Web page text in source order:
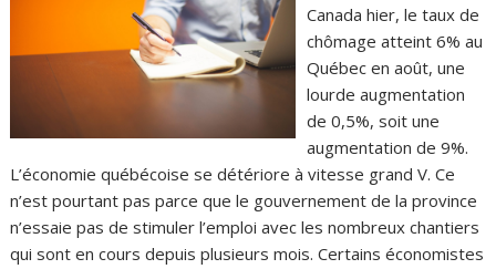
Canada hier, le taux de
chômage atteint 6% au
Québec en août, une
lourde augmentation
de 0,5%, soit une
augmentation de 9%.
L’économie québécoise se détériore à vitesse grand V. Ce
n’est pourtant pas parce que le gouvernement de la province
n’essaie pas de stimuler l’emploi avec les nombreux chantiers
qui sont en cours depuis plusieurs mois. Certains économistes